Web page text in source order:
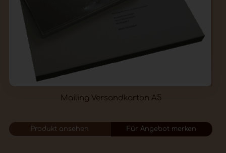
Mailing Versandkarton A5
Produkt ansehen Für Angebot merken